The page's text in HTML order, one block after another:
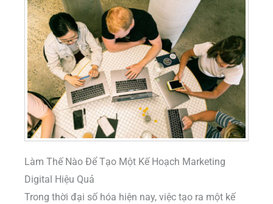
Làm Thế Nào Để Tạo Một Kế Hoạch Marketing
Digital Hiệu Quả
Trong thời đại số hóa hiện nay, việc tạo ra một kế